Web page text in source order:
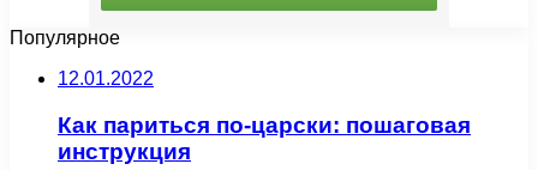
Популярное
12.01.2022
Как париться по-царски: пошаговая
инструкция